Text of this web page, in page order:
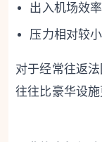
出入机场效率
压力相对较小
对于经常往返
往往比豪华设施